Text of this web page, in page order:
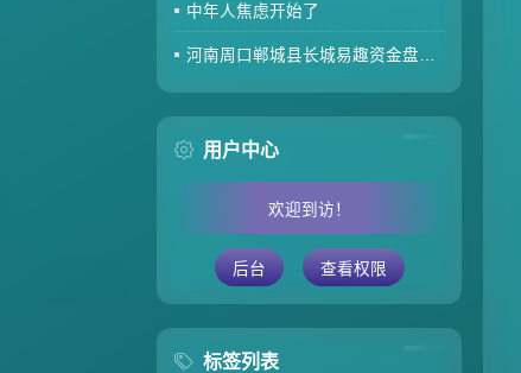
中年人焦虑开始了
河南周口郸城县长城易趣资金盘暴雷，全国涉案金额达几百亿，拉人提成10%7天4%收益骗局再现，天天反诈还上当终究是贪心作祟
用户中心
欢迎到访！
后台 查看权限
标签列表